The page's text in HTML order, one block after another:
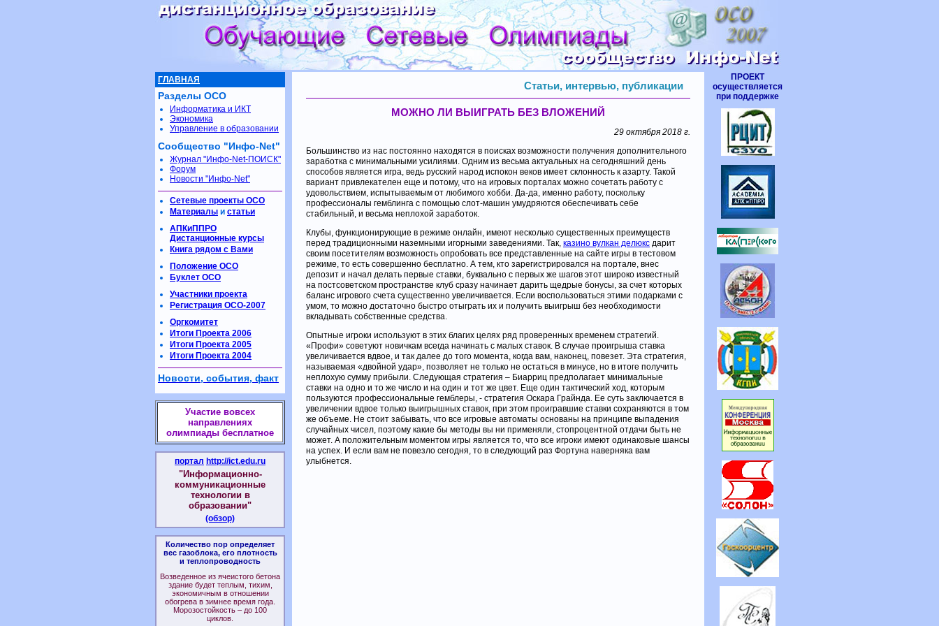
Статьи, интервью, публикации
МОЖНО ЛИ ВЫИГРАТЬ БЕЗ ВЛОЖЕНИЙ
29 октября 2018 г.
Большинство из нас постоянно находятся в поисках возможности получения дополнительного
заработка с минимальными усилиями. Одним из весьма актуальных на сегодняшний день
способов является игра, ведь русский народ испокон веков имеет склонность к азарту. Такой
вариант привлекателен еще и потому, что на игровых порталах можно сочетать работу с
удовольствием, испытываемым от любимого хобби. Да-да, именно работу, поскольку
профессионалы гемблинга с помощью слот-машин умудряются обеспечивать себе
стабильный, и весьма неплохой заработок.
Клубы, функционирующие в режиме онлайн, имеют несколько существенных преимуществ
перед традиционными наземными игорными заведениями. Так, казино вулкан делюкс дарит
своим посетителям возможность опробовать все представленные на сайте игры в тестовом
режиме, то есть совершенно бесплатно. А тем, кто зарегистрировался на портале, внес
депозит и начал делать первые ставки, буквально с первых же шагов этот широко известный
на постсоветском пространстве клуб сразу начинает дарить щедрые бонусы, за счет которых
баланс игрового счета существенно увеличивается. Если воспользоваться этими подарками с
умом, то можно достаточно быстро отыграть их и получить выигрыш без необходимости
вкладывать собственные средства.
Опытные игроки используют в этих благих целях ряд проверенных временем стратегий.
«Профи» советуют новичкам всегда начинать с малых ставок. В случае проигрыша ставка
увеличивается вдвое, и так далее до того момента, когда вам, наконец, повезет. Эта стратегия,
называемая «двойной удар», позволяет не только не остаться в минусе, но в итоге получить
неплохую сумму прибыли. Следующая стратегия – Биарриц предполагает минимальные
ставки на одно и то же число и на один и тот же цвет. Еще один тактический ход, которым
пользуются профессиональные гемблеры, - стратегия Оскара Грайнда. Ее суть заключается в
увеличении вдвое только выигрышных ставок, при этом проигравшие ставки сохраняются в том
же объеме. Не стоит забывать, что все игровые автоматы основаны на принципе выпадения
случайных чисел, поэтому какие бы методы вы ни применяли, стопроцентной отдачи быть не
может. А положительным моментом игры является то, что все игроки имеют одинаковые шансы
на успех. И если вам не повезло сегодня, то в следующий раз Фортуна наверняка вам
улыбнется.
ПРОЕКТ
осуществляется
при поддержке
ГЛАВНАЯ
Разделы ОСО
Информатика и ИКТ
Экономика
Управление в образовании
Сообщество "Инфо-Net"
Журнал "Инфо-Net-ПОИСК"
Форум
Новости "Инфо-Net"
Сетевые проекты ОСО
Материалы и статьи
АПКиППРО
Дистанционные курсы
Книга рядом с Вами
Положение ОСО
Буклет ОСО
Участники проекта
Регистрация ОСО-2007
Оргкомитет
Итоги Проекта 2006
Итоги Проекта 2005
Итоги Проекта 2004
Новости, события, факт
Участие вовсех
направлениях
олимпиады бесплатное
портал http://ict.edu.ru
"Информационно-
коммуникационные
технологии в
образовании"
(обзор)
Количество пор определяет
вес газоблока, его плотность
и теплопроводность
Возведенное из ячеистого бетона
здание будет теплым, тихим,
экономичным в отношении
обогрева в зимнее время года.
Морозостойкость – до 100
циклов.